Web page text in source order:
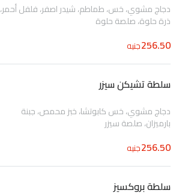
دجاج مشوي، خس، طماطم، شيدر اصفر، فلفل أحمر،
ذرة حلوة، صلصة حلوة
256.50جنيه
سلطة تشيكن سيزر
دجاج مشوي، خس كابوتشا، خبز محمص، جبنة
بارميزان، صلصة سيزر
256.50جنيه
سلطة بروكسيز